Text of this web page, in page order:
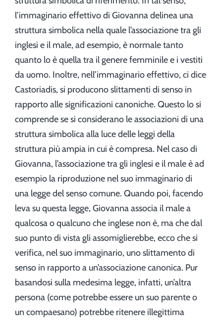
l’immaginario effettivo di Giovanna delinea una
struttura simbolica nella quale l’associazione tra gli
inglesi e il male, ad esempio, è normale tanto
quanto lo è quella tra il genere femminile e i vestiti
da uomo. Inoltre, nell’immaginario effettivo, ci dice
Castoriadis, si producono slittamenti di senso in
rapporto alle significazioni canoniche. Questo lo si
comprende se si considerano le associazioni di una
struttura simbolica alla luce delle leggi della
struttura più ampia in cui è compresa. Nel caso di
Giovanna, l’associazione tra gli inglesi e il male è ad
esempio la riproduzione nel suo immaginario di
una legge del senso comune. Quando poi, facendo
leva su questa legge, Giovanna associa il male a
qualcosa o qualcuno che inglese non è, ma che dal
suo punto di vista gli assomiglierebbe, ecco che si
verifica, nel suo immaginario, uno slittamento di
senso in rapporto a un’associazione canonica. Pur
basandosi sulla medesima legge, infatti, un’altra
persona (come potrebbe essere un suo parente o
un compaesano) potrebbe ritenere illegittima